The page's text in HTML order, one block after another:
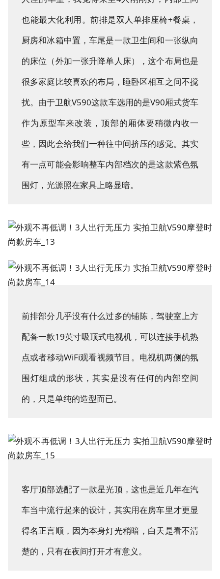
也能最大化利用。前排是双人单排座椅+餐桌，
厨房和冰箱中置，车尾是一款卫生间和一张纵向
的床位（外加一张升降单人床），这个布局也是
很多家庭比较喜欢的布局，睡卧区相互之间不搅
扰。由于卫航V590这款车选用的是V90厢式货车
作为原型车来改装，顶部的厢体要稍微内收一
些，因此会给我们一种往中间挤压的感觉。其实
有一点可能会影响整车内部档次的是这款紫色氛
围灯，光源照在家具上略显暗。
前排部分几乎没有什么过多的铺陈，驾驶室上方
配备一款19英寸吸顶式电视机，可以连接手机热
点或者移动WiFi观看视频节目。电视机两侧的氛
围灯组成的形状，其实是没有任何的内部空间
的，只是单纯的造型而已。
客厅顶部选配了一款星光顶，这也是近几年在汽
车当中流行起来的设计，其实用在房车里才更显
得名正言顺，因为本身灯光稍暗，白天是看不清
楚的，只有在夜间打开才有意义。